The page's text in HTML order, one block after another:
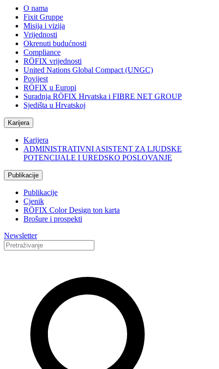
O nama
Fixit Gruppe
Misija i vizija
Vrijednosti
Okrenuti budućnosti
Compliance
RÖFIX vrijednosti
United Nations Global Compact (UNGC)
Povijest
RÖFIX u Europi
Suradnja RÖFIX Hrvatska i FIBRE NET GROUP
Sjedišta u Hrvatskoj
Karijera
Karijera
ADMINISTRATIVNI ASISTENT ZA LJUDSKE
POTENCIJALE I UREDSKO POSLOVANJE
Publikacije
Publikacije
Cjenik
RÖFIX Color Design ton karta
Brošure i prospekti
Newsletter